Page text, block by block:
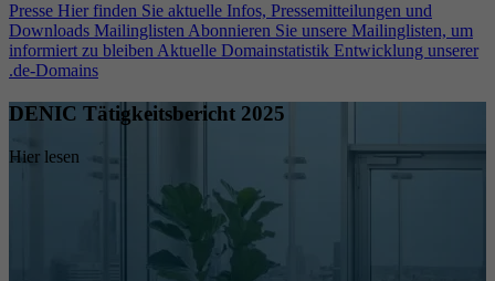
Presse Hier finden Sie aktuelle Infos, Pressemitteilungen und
Downloads Mailinglisten Abonnieren Sie unsere Mailinglisten, um
informiert zu bleiben Aktuelle Domainstatistik Entwicklung unserer
.de-Domains
DENIC Tätigkeitsbericht 2025
Hier lesen